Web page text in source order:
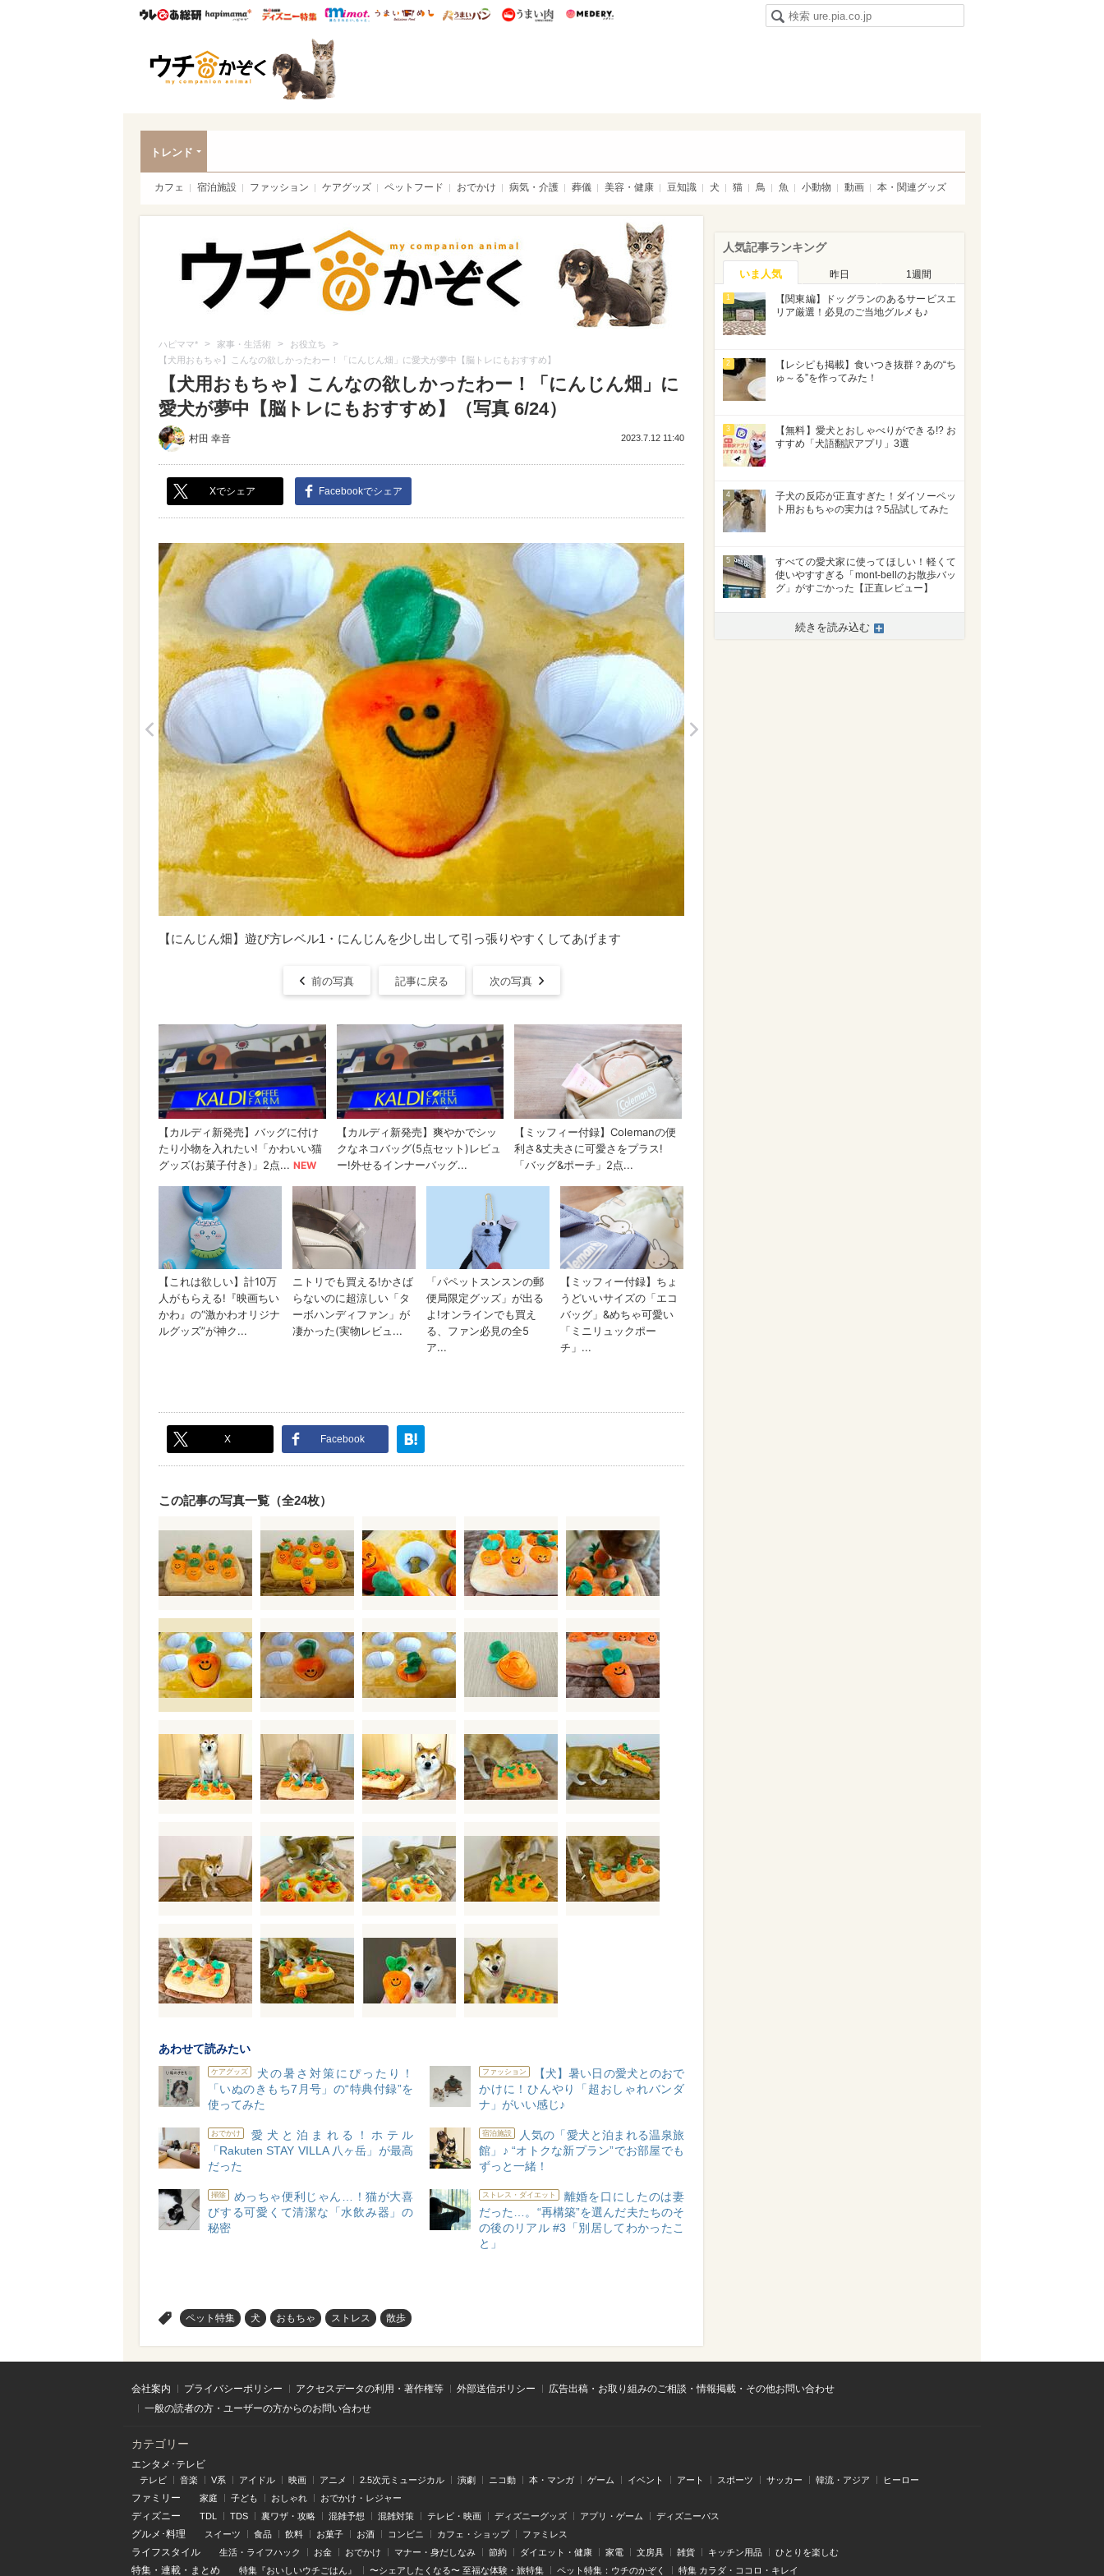
ウレぴあ総研ハピママ* ウレぴあ総研 ディズニー特集
mimot. うまいめし うまいパン うまい肉
トレンド
カフェ 宿泊施設 ファッション ケアグッズ ペットフード おでかけ 病気・介護 葬儀 美容・健康 豆知識 犬 猫 鳥 魚 小動物 動画 本・関連グッズ
ハピママ* > 家事・生活術 > お役立ち >
【犬用おもちゃ】こんなの欲しかったわー！「にんじん畑」に愛犬が夢中【脳トレにもおすすめ】
【犬用おもちゃ】こんなの欲しかったわー！「にんじん畑」に
愛犬が夢中【脳トレにもおすすめ】（写真 6/24）
村田 幸音 2023.7.12 11:40
Xでシェア Facebookでシェア
【にんじん畑】遊び方レベル1・にんじんを少し出して引っ張りやすくしてあげます
前の写真 記事に戻る 次の写真
X Facebook
この記事の写真一覧（全24枚）
あわせて読みたい
ケアグッズ
犬の暑さ対策にぴったり！
「いぬのきもち7月号」の“特典付録”を
使ってみた
ファッション
【犬】暑い日の愛犬とのおで
かけに！ひんやり「超おしゃれバンダ
ナ」がいい感じ♪
おでかけ
愛犬と泊まれる！ホテル
「Rakuten STAY VILLA 八ヶ岳」が最高
だった
宿泊施設
人気の「愛犬と泊まれる温泉旅
館」♪ “オトクな新プラン”でお部屋でも
ずっと一緒！
掃除
めっちゃ便利じゃん…！猫が大喜
びする可愛くて清潔な「水飲み器」の
秘密
ストレス・ダイエット
離婚を口にしたのは妻
だった…。“再構築”を選んだ夫たちのそ
の後のリアル #3「別居してわかったこ
と」
ペット特集 犬 おもちゃ ストレス 散歩
人気記事ランキング
いま人気 昨日 1週間
1
【関東編】ドッグランのあるサービスエ
リア厳選！必見のご当地グルメも♪
2
【レシピも掲載】食いつき抜群？あの“ち
ゅ～る”を作ってみた！
3
【無料】愛犬とおしゃべりができる!? お
すすめ「犬語翻訳アプリ」3選
4
子犬の反応が正直すぎた！ダイソーペッ
ト用おもちゃの実力は？5品試してみた
5
すべての愛犬家に使ってほしい！軽くて
使いやすすぎる「mont-bellのお散歩バッ
グ」がすごかった【正直レビュー】
続きを読み込む
会社案内 プライバシーポリシー アクセスデータの利用・著作権等 外部送信ポリシー
広告出稿・お取り組みのご相談・情報掲載・その他お問い合わせ
一般の読者の方・ユーザーの方からのお問い合わせ
カテゴリー
エンタメ･テレビ
テレビ 音楽 V系 アイドル 映画 アニメ 2.5次元ミュージカル 演劇 ニコ動 本・マンガ ゲーム イベント アート スポーツ サッカー 韓流・アジア ヒーロー
ファミリー 家庭 子ども おしゃれ おでかけ・レジャー
ディズニー TDL TDS 裏ワザ・攻略 混雑予想 混雑対策 テレビ・映画 ディズニーグッズ アプリ・ゲーム ディズニーパス
グルメ･料理 スイーツ 食品 飲料 お菓子 お酒 コンビニ カフェ・ショップ ファミレス
ライフスタイル 生活・ライフハック お金 おでかけ マナー・身だしなみ 節約 ダイエット・健康 家電 文房具 雑貨 キッチン用品 ひとりを楽しむ
特集 ・ 連載 ・ まとめ 特集『おいしいウチごはん』 〜シェアしたくなる〜 至福な体験・旅特集 ペット特集：ウチのかぞく 特集 カラダ・ココロ・キレイ